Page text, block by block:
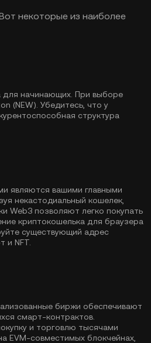
некоторые из наиболее
для начинающих. При выборе
(NEW). Убедитесь, что у
структура
являются вашими главными
некастодиальный кошелек,
Web3 позволяют легко покупать
криптокошелька для браузера
существующий адрес
и NFT.
биржи обеспечивают
смарт-контрактов.
и торговлю тысячами
EVM-совместимых блокчейнах,